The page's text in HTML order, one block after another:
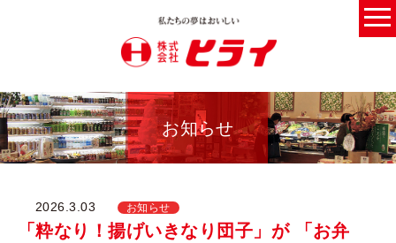
お知らせ
2026.3.03 お知らせ
「粋なり！揚げいきなり団子」が 「お弁